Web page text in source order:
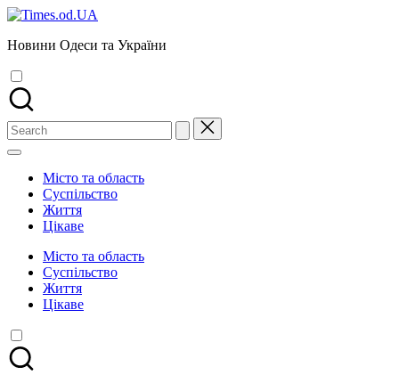
Skip
content
Новини Одеси та України
Search
for:
Місто та область
Суспільство
Життя
Цікаве
Місто та область
Суспільство
Життя
Цікаве